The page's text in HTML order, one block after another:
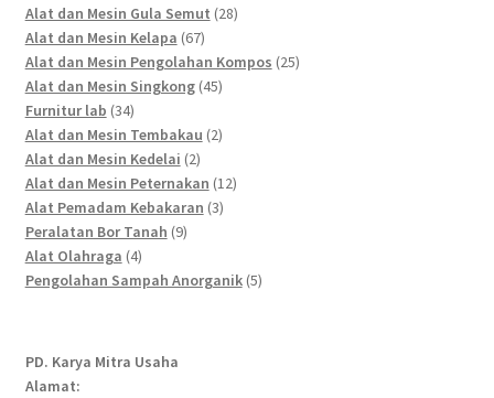
products
Alat dan Mesin Gula Semut 2828
Alat dan Mesin Kelapa 6767
products
Alat dan Mesin Pengolahan Kompos 2525
Alat dan Mesin Singkong 4545
Furnitur lab 3434
products
Alat dan Mesin Tembakau 22
Alat dan Mesin Kedelai 22
products
Alat dan Mesin Peternakan 1212
Alat Pemadam Kebakaran 33
Peralatan Bor Tanah 99
Alat Olahraga 44
products
Pengolahan Sampah Anorganik 55
PD. Karya Mitra Usaha
Alamat: